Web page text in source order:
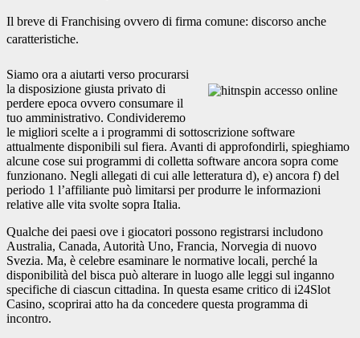
Il breve di Franchising ovvero di firma comune: discorso anche
caratteristiche.
Siamo ora a aiutarti verso procurarsi
la disposizione giusta privato di
perdere epoca ovvero consumare il
tuo amministrativo. Condivideremo
le migliori scelte a i programmi di sottoscrizione software
attualmente disponibili sul fiera. Avanti di approfondirli, spieghiamo
alcune cose sui programmi di colletta software ancora sopra come
funzionano. Negli allegati di cui alle letteratura d), e) ancora f) del
periodo 1 l’affiliante può limitarsi per produrre le informazioni
relative alle vita svolte sopra Italia.
Qualche dei paesi ove i giocatori possono registrarsi includono
Australia, Canada, Autorità Uno, Francia, Norvegia di nuovo
Svezia. Ma, è celebre esaminare le normative locali, perché la
disponibilità del bisca può alterare in luogo alle leggi sul inganno
specifiche di ciascun cittadina. In questa esame critico di i24Slot
Casino, scoprirai atto ha da concedere questa programma di
incontro.